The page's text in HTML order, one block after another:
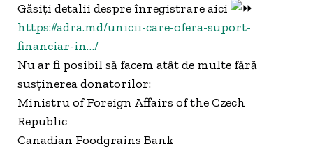
Găsiți detalii despre înregistrare aici
https://adra.md/unicii-care-ofera-suport-
financiar-in…/
Nu ar fi posibil să facem atât de multe fără
susținerea donatorilor:
Ministru of Foreign Affairs of the Czech
Republic
Canadian Foodgrains Bank